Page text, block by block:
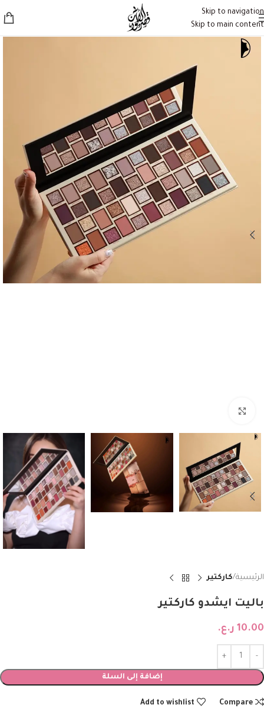
Skip to navigation
Skip to main content
الرئيسية كاركتير
باليت ايشدو كاركتير
10.00 ر.ع.
إضافة إلى السلة
Compare
Add to wishlist